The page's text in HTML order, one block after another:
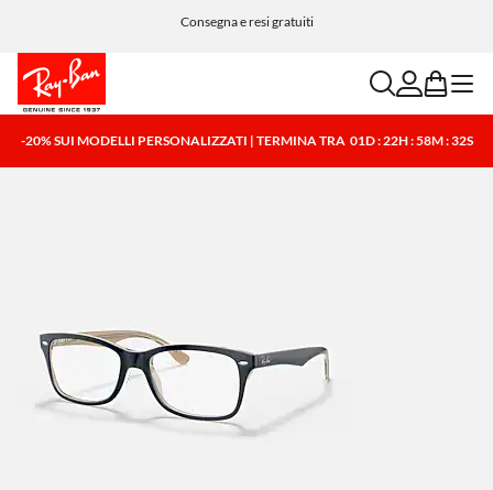
Consegna e resi gratuiti
searchaccount
bag menu
-20% SUI MODELLI PERSONALIZZATI | TERMINA TRA 01D : 22H : 58M : 32S